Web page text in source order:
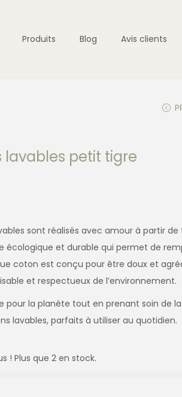
Produits Blog Avis clients
lavables petit tigre
sont réalisés avec amour à partir
écologique et durable qui permet de
coton est conçu pour être doux et
et respectueux de l’environnement.
pour la planète tout en prenant soin de
lavables, parfaits à utiliser au quotidien.
! Plus que 2 en stock.